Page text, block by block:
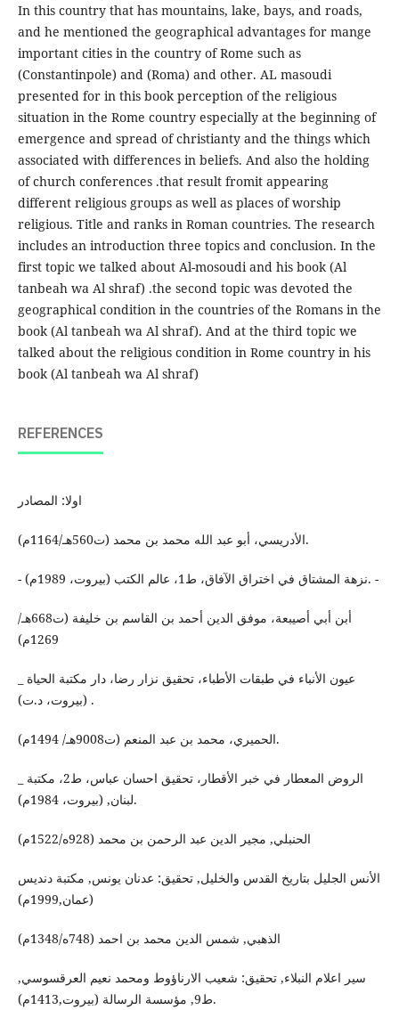
In this country that has mountains, lake, bays, and roads,
and he mentioned the geographical advantages for mange
important cities in the country of Rome such as
(Constantinpole) and (Roma) and other. AL masoudi
presented for in this book perception of the religious
situation in the Rome country especially at the beginning of
emergence and spread of christianty and the things which
associated with differences in beliefs. And also the holding
of church conferences .that result fromit appearing
different religious groups as well as places of worship
religious. Title and ranks in Roman countries. The research
includes an introduction three topics and conclusion. In the
first topic we talked about Al-mosoudi and his book (Al
tanbeah wa Al shraf) .the second topic was devoted the
geographical condition in the countries of the Romans in the
book (Al tanbeah wa Al shraf). And at the third topic we
talked about the religious condition in Rome country in his
book (Al tanbeah wa Al shraf)
REFERENCES
اولا: المصادر
الأدريسي، أبو عبد الله محمد بن محمد (ت560هـ/1164م).
- نزهة المشتاق في اختراق الآفاق، ط1، عالم الكتب (بيروت، 1989م). -
أبن أبي أصيبعة، موفق الدين أحمد بن القاسم بن خليفة (ت668هـ/
1269م)
(بيروت، د.ت) .
الحميري، محمد بن عبد المنعم (ت9008هـ/ 1494م).
لبنان, (بيروت، 1984م).
الحنبلي, مجير الدين عبد الرحمن بن محمد (928ه/1522م)
الأنس الجليل بتاريخ القدس والخليل, تحقيق: عدنان يونس, مكتبة دنديس
(عمان,1999م)
الذهبي, شمس الدين محمد بن احمد (748ه/1348م)
سير اعلام النبلاء, تحقيق: شعيب الارناؤوط ومحمد نعيم العرقسوسي,
ط9, مؤسسة الرسالة (بيروت,1413م).